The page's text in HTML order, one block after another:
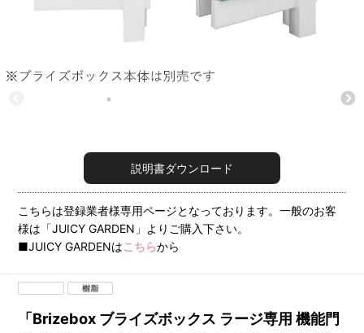
説明書ダウンロード
こちらは登録業者様専用ページとなっております。一般のお客
様は「JUICY GARDEN」よりご購入下さい。
■JUICY GARDENはこちらから
「Brizebox ブライズボックス ラージ専用 機能門